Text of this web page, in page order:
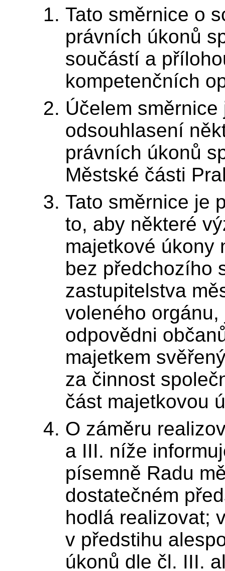
Tato směrnice o
právních úkonů
součástí a
kompetenčních
Účelem
odsouhlasení
právních úkonů
Městské části
Tato směrnice je
to, aby některé
majetkové úkony
bez předchozího
zastupitelstva
voleného
odpovědni
majetkem
za činnost
část majetkovou
O záměru
a III. níže
písemně Radu
dostatečném
hodlá realizovat;
v předstihu
úkonů dle čl. III.